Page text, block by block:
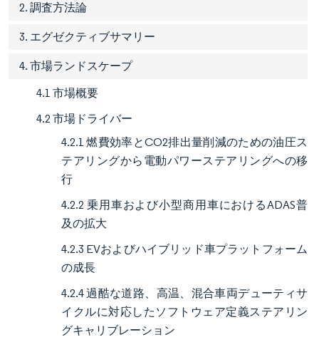
2. 調査方法論
3. エグゼクティブサマリー
4. 市場ランドスケープ
4.1 市場概要
4.2 市場ドライバー
4.2.1 燃費効率とCO2排出量削減のための油圧ス
テアリングから電動パワーステアリングへの移
行
4.2.2 乗用車および小型商用車におけるADAS普
及の拡大
4.2.3 EVおよびハイブリッド車プラットフォーム
の成長
4.2.4 過酷な道路、高温、混合車両デューティサ
イクルに対応したソフトウェア定義ステアリン
グキャリブレーション